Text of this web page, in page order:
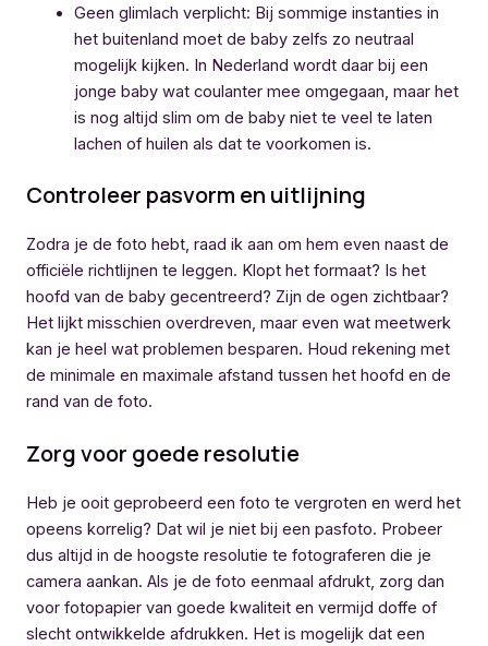
Geen glimlach verplicht: Bij sommige instanties in
het buitenland moet de baby zelfs zo neutraal
mogelijk kijken. In Nederland wordt daar bij een
jonge baby wat coulanter mee omgegaan, maar het
is nog altijd slim om de baby niet te veel te laten
lachen of huilen als dat te voorkomen is.
Controleer pasvorm en uitlijning
Zodra je de foto hebt, raad ik aan om hem even naast de
officiële richtlijnen te leggen. Klopt het formaat? Is het
hoofd van de baby gecentreerd? Zijn de ogen zichtbaar?
Het lijkt misschien overdreven, maar even wat meetwerk
kan je heel wat problemen besparen. Houd rekening met
de minimale en maximale afstand tussen het hoofd en de
rand van de foto.
Zorg voor goede resolutie
Heb je ooit geprobeerd een foto te vergroten en werd het
opeens korrelig? Dat wil je niet bij een pasfoto. Probeer
dus altijd in de hoogste resolutie te fotograferen die je
camera aankan. Als je de foto eenmaal afdrukt, zorg dan
voor fotopapier van goede kwaliteit en vermijd doffe of
slecht ontwikkelde afdrukken. Het is mogelijk dat een